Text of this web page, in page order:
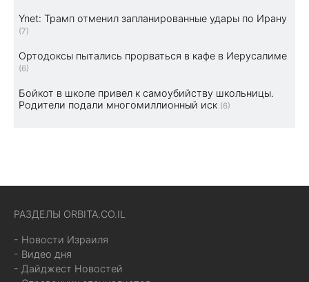
Ynet: Трамп отменил запланированные удары по Ирану
(7)
Ортодоксы пытались прорваться в кафе в Иерусалиме
(6)
Бойкот в школе привел к самоубийству школьницы.
Родители подали многомиллионный иск (6)
РАЗДЕЛЫ ORBITA.CO.IL
- Новости Израиля
- Видео дня
- Дайджест Новостей